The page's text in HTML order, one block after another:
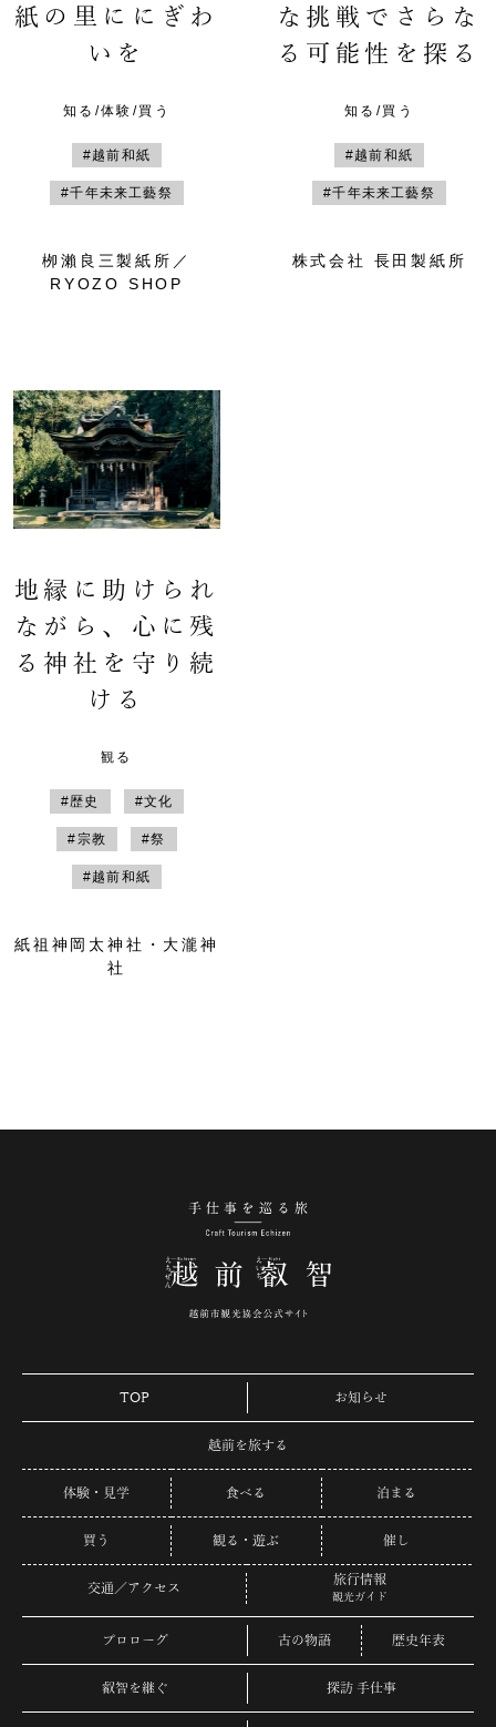
紙の里ににぎわ
いを
知る/体験/買う
#越前和紙
#千年未来工藝祭
栁瀨良三製紙所／
RYOZO SHOP
な挑戦でさらな
る可能性を探る
知る/買う
#越前和紙
#千年未来工藝祭
株式会社 長田製紙所
地縁に助けられ
ながら、心に残
る神社を守り続
ける
観る
#歴史 #文化
#宗教 #祭
#越前和紙
紙祖神岡太神社・大瀧神
社
TOP お知らせ
越前を旅する
体験・見学 食べる 泊まる
買う 観る・遊ぶ 催し
交通／アクセス
旅行情報
観光ガイド
プロローグ 古の物語 歴史年表
叡智を継ぐ 探訪 手仕事